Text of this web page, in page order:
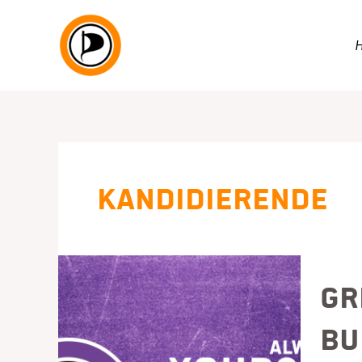
Kandidierende